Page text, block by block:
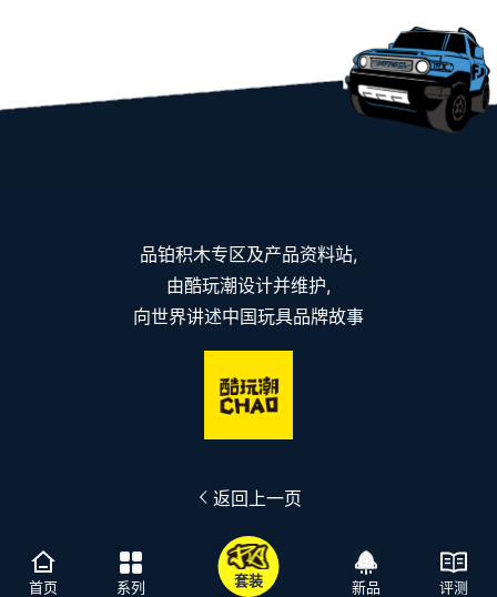
品铂积木专区及产品资料站,
由酷玩潮设计并维护,
向世界讲述中国玩具品牌故事
返回上一页
首页 系列 套装 新品 评测